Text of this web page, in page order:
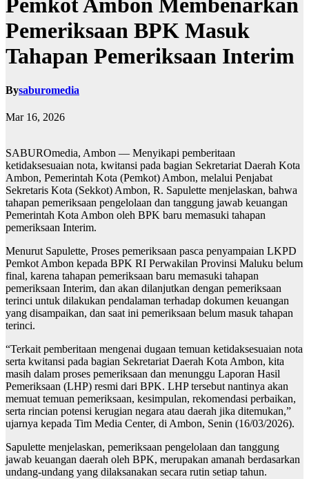
Pemkot Ambon Membenarkan
Pemeriksaan BPK Masuk
Tahapan Pemeriksaan Interim
Bysaburomedia
Mar 16, 2026
SABUROmedia, Ambon — Menyikapi pemberitaan
ketidaksesuaian nota, kwitansi pada bagian Sekretariat Daerah Kota
Ambon, Pemerintah Kota (Pemkot) Ambon, melalui Penjabat
Sekretaris Kota (Sekkot) Ambon, R. Sapulette menjelaskan, bahwa
tahapan pemeriksaan pengelolaan dan tanggung jawab keuangan
Pemerintah Kota Ambon oleh BPK baru memasuki tahapan
pemeriksaan Interim.
Menurut Sapulette, Proses pemeriksaan pasca penyampaian LKPD
Pemkot Ambon kepada BPK RI Perwakilan Provinsi Maluku belum
final, karena tahapan pemeriksaan baru memasuki tahapan
pemeriksaan Interim, dan akan dilanjutkan dengan pemeriksaan
terinci untuk dilakukan pendalaman terhadap dokumen keuangan
yang disampaikan, dan saat ini pemeriksaan belum masuk tahapan
terinci.
“Terkait pemberitaan mengenai dugaan temuan ketidaksesuaian nota
serta kwitansi pada bagian Sekretariat Daerah Kota Ambon, kita
masih dalam proses pemeriksaan dan menunggu Laporan Hasil
Pemeriksaan (LHP) resmi dari BPK. LHP tersebut nantinya akan
memuat temuan pemeriksaan, kesimpulan, rekomendasi perbaikan,
serta rincian potensi kerugian negara atau daerah jika ditemukan,”
ujarnya kepada Tim Media Center, di Ambon, Senin (16/03/2026).
Sapulette menjelaskan, pemeriksaan pengelolaan dan tanggung
jawab keuangan daerah oleh BPK, merupakan amanah berdasarkan
undang-undang yang dilaksanakan secara rutin setiap tahun.